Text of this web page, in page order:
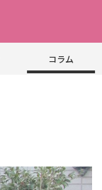
コラム